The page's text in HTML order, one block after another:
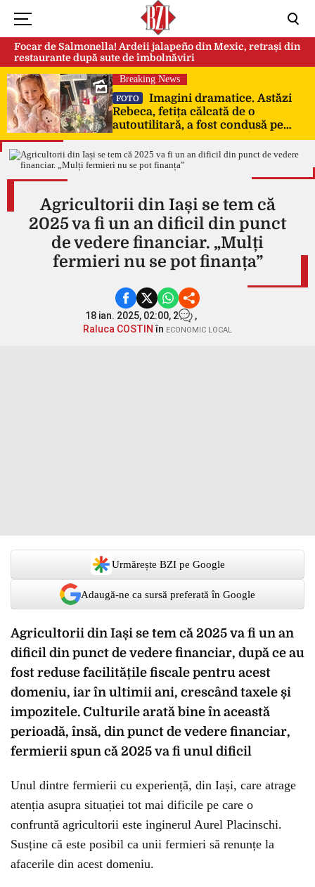
Focar de Salmonella! Ardeii jalapeño din Mexic, retrași din
restaurante după sute de îmbolnăviri
Breaking News
FOTO
Imagini dramatice. Astăzi
Rebeca, fetița călcată de o
autoutilitară, a fost condusă pe
ultimul drum, la Poduri. În sicriul
alb al micuței au fost puși pumni
de bani și jucării – EXCLUSIV
Agricultorii din Iași se tem că
2025 va fi un an dificil din punct
de vedere financiar. „Mulți
fermieri nu se pot finanța”
18 ian. 2025, 02:00, 2
,
Raluca COSTIN în ECONOMIC LOCAL
Urmărește BZI pe Google
Adaugă-ne ca sursă preferată în Google
Agricultorii din Iași se tem că 2025 va fi un an
dificil din punct de vedere financiar, după ce au
fost reduse facilitățile fiscale pentru acest
domeniu, iar în ultimii ani, crescând taxele și
impozitele. Culturile arată bine în această
perioadă, însă, din punct de vedere financiar,
fermierii spun că 2025 va fi unul dificil
Unul dintre fermierii cu experiență, din Iași, care atrage
atenția asupra situației tot mai dificile pe care o
confruntă agricultorii este inginerul Aurel Placinschi.
Susține că este posibil ca unii fermieri să renunțe la
afacerile din acest domeniu.